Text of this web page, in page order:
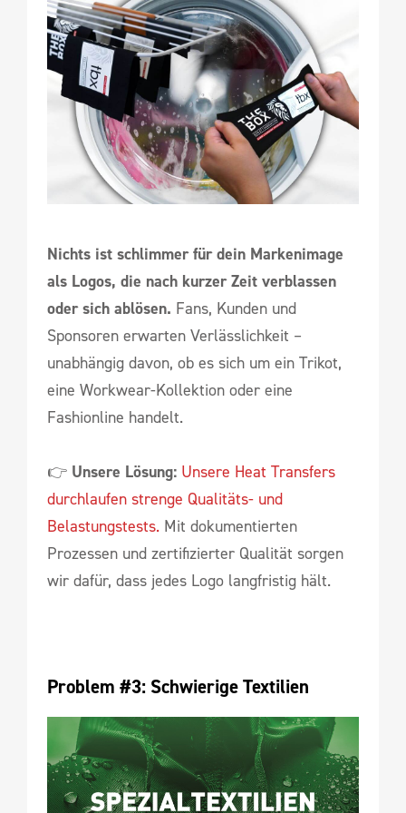
Nichts ist schlimmer für dein Markenimage
als Logos, die nach kurzer Zeit verblassen
oder sich ablösen. Fans, Kunden und
Sponsoren erwarten Verlässlichkeit –
unabhängig davon, ob es sich um ein Trikot,
eine Workwear-Kollektion oder eine
Fashionline handelt.
👉 Unsere Lösung: Unsere Heat Transfers
durchlaufen strenge Qualitäts- und
Belastungstests. Mit dokumentierten
Prozessen und zertifizierter Qualität sorgen
wir dafür, dass jedes Logo langfristig hält.
Problem #3: Schwierige Textilien